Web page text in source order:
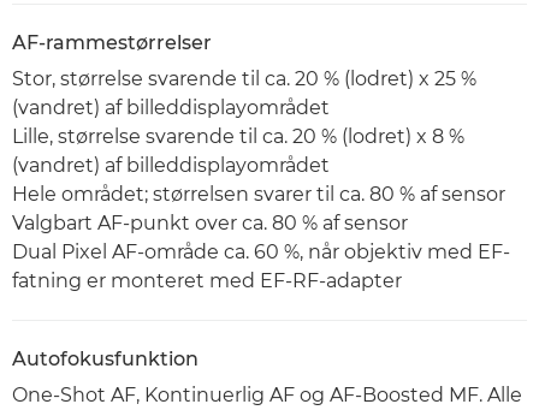
AF-rammestørrelser
Stor, størrelse svarende til ca. 20 % (lodret) x 25 %
(vandret) af billeddisplayområdet
Lille, størrelse svarende til ca. 20 % (lodret) x 8 %
(vandret) af billeddisplayområdet
Hele området; størrelsen svarer til ca. 80 % af sensor
Valgbart AF-punkt over ca. 80 % af sensor
Dual Pixel AF-område ca. 60 %, når objektiv med EF-
fatning er monteret med EF-RF-adapter
Autofokusfunktion
One-Shot AF, Kontinuerlig AF og AF-Boosted MF. Alle